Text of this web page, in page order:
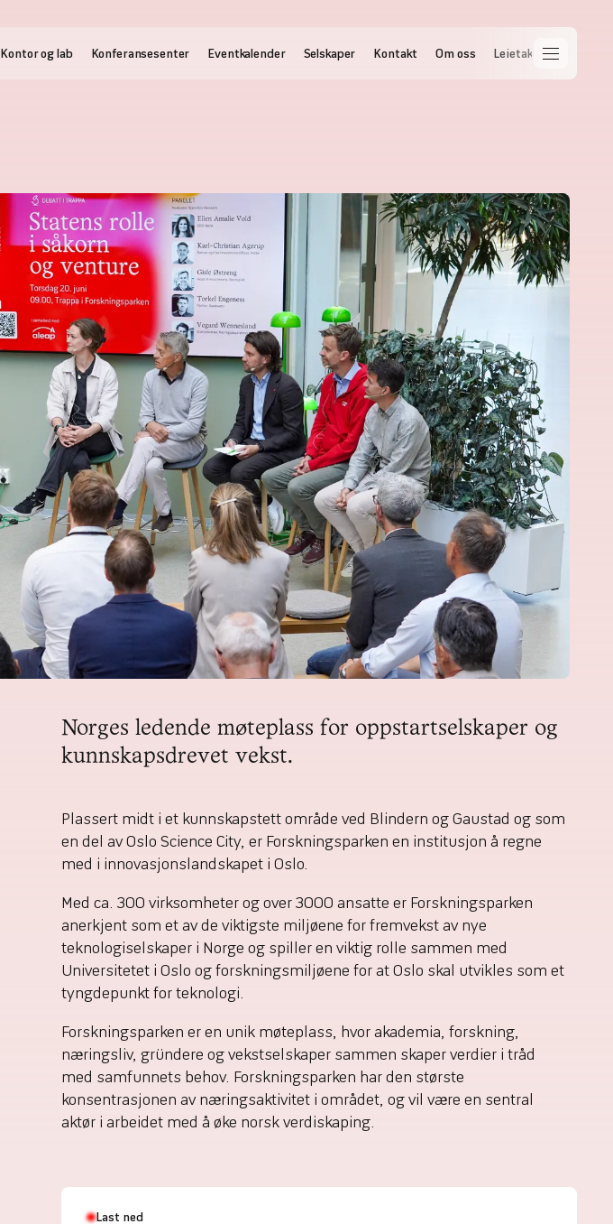
Kontor og lab Konferansesenter Eventkalender Selskaper Kontakt Om oss Leietakernettet
Norges ledende møteplass for oppstartselskaper og
kunnskapsdrevet vekst.
Plassert midt i et kunnskapstett område ved Blindern og Gaustad og som
en del av Oslo Science City, er Forskningsparken en institusjon å regne
med i innovasjonslandskapet i Oslo.
Med ca. 300 virksomheter og over 3000 ansatte er Forskningsparken
anerkjent som et av de viktigste miljøene for fremvekst av nye
teknologiselskaper i Norge og spiller en viktig rolle sammen med
Universitetet i Oslo og forskningsmiljøene for at Oslo skal utvikles som et
tyngdepunkt for teknologi.
Forskningsparken er en unik møteplass, hvor akademia, forskning,
næringsliv, gründere og vekstselskaper sammen skaper verdier i tråd
med samfunnets behov. Forskningsparken har den største
konsentrasjonen av næringsaktivitet i området, og vil være en sentral
aktør i arbeidet med å øke norsk verdiskaping.
Last ned